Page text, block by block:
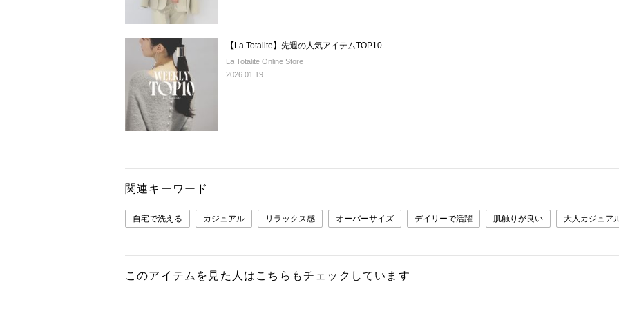
【La Totalite】先週の人気アイテムTOP10
La Totalite Online Store
2026.01.19
関連キーワード
自宅で洗える カジュアル リラックス感 オーバーサイズ デイリーで活躍 肌触りが良い 大人カジュア
このアイテムを見た人はこちらもチェックしています